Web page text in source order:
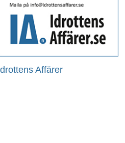
Affärer